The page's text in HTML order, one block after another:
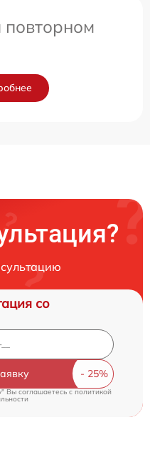
со
Вы соглашаетесь cполитикой